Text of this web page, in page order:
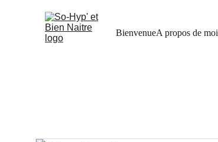
BienvenueA propos de moi